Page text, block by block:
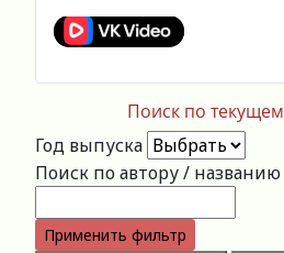
Поиск по
Год выпуска
Поиск по автору / названию
Применить фильтр